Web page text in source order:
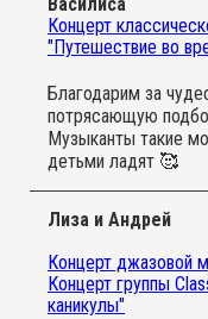
подпевать. Все
радости и веселья.
Мы уже посетили
"Вместе с мамой"
оказалось
Организаторы
чувствовать себя
справились с этой
Я искренне
концерт.
Василиса
Концерт
"Путешествие во
Благодарим за
потрясающую
Музыканты такие
детьми ладят 🥰
Лиза и Андрей
Концерт джазовой
Концерт группы
каникулы"